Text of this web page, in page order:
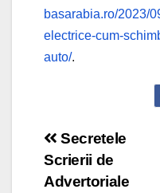
basarabia.ro/2023/
electrice-cum-
auto/.
Post
navigation
Secretele
Scrierii de
Advertoriale